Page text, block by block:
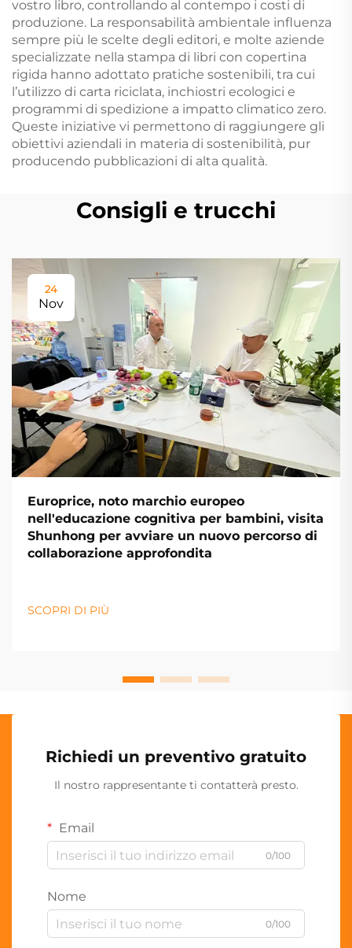
vostro libro, controllando al contempo i costi di
produzione. La responsabilità ambientale influenza
sempre più le scelte degli editori, e molte aziende
specializzate nella stampa di libri con copertina
rigida hanno adottato pratiche sostenibili, tra cui
l’utilizzo di carta riciclata, inchiostri ecologici e
programmi di spedizione a impatto climatico zero.
Queste iniziative vi permettono di raggiungere gli
obiettivi aziendali in materia di sostenibilità, pur
producendo pubblicazioni di alta qualità.
Consigli e trucchi
24
Nov
Europrice, noto marchio europeo
nell'educazione cognitiva per bambini, visita
Shunhong per avviare un nuovo percorso di
collaborazione approfondita
SCOPRI DI PIÙ
Richiedi un preventivo gratuito
Il nostro rappresentante ti contatterà presto.
Email
0/100
Nome
0/100